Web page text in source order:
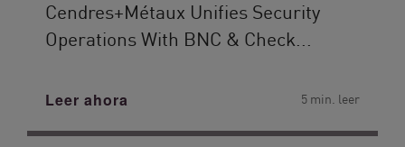
Cendres+Métaux Unifies Security
Operations With BNC & Check...
Leer ahora 5 min. leer